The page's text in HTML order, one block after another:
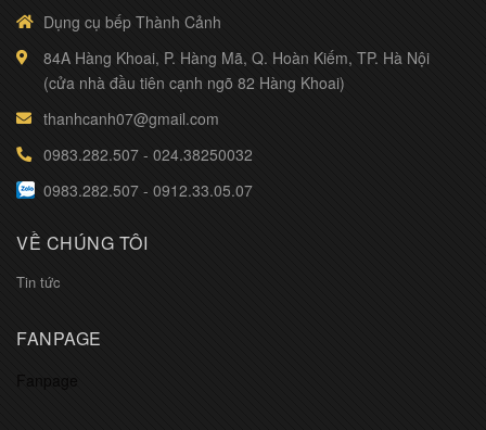
Dụng cụ bếp Thành Cảnh
84A Hàng Khoai, P. Hàng Mã, Q. Hoàn Kiếm, TP. Hà Nội
(cửa nhà đầu tiên cạnh ngõ 82 Hàng Khoai)
thanhcanh07@gmail.com
0983.282.507 - 024.38250032
0983.282.507 - 0912.33.05.07
VỀ CHÚNG TÔI
Tin tức
FANPAGE